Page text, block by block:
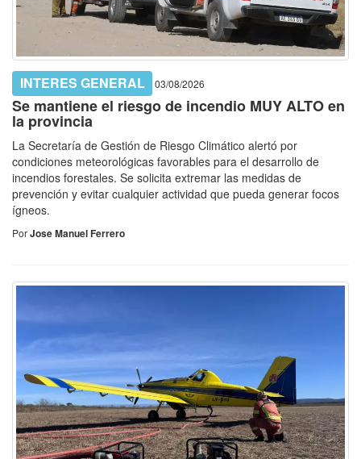
INTERES GENERAL 03/08/2026
Se mantiene el riesgo de incendio MUY ALTO en
la provincia
La Secretaría de Gestión de Riesgo Climático alertó por
condiciones meteorológicas favorables para el desarrollo de
incendios forestales. Se solicita extremar las medidas de
prevención y evitar cualquier actividad que pueda generar focos
ígneos.
PorJose Manuel Ferrero